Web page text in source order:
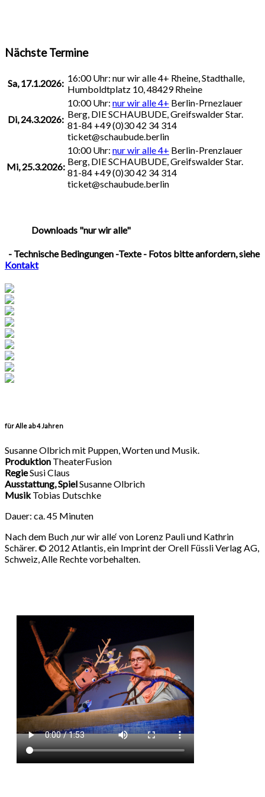
Nächste Termine
Sa, 17.1.2026: 16:00 Uhr: nur wir alle 4+ Rheine, Stadthalle,
Humboldtplatz 10, 48429 Rheine
Di, 24.3.2026:
10:00 Uhr: nur wir alle 4+ Berlin-Prnezlauer
Berg, DIE SCHAUBUDE, Greifswalder Star.
81-84 +49 (0)30 42 34 314
ticket@schaubude.berlin
Mi, 25.3.2026:
10:00 Uhr: nur wir alle 4+ Berlin-Prenzlauer
Berg, DIE SCHAUBUDE, Greifswalder Star.
81-84 +49 (0)30 42 34 314
ticket@schaubude.berlin
Downloads "nur wir alle"
- Technische Bedingungen -Texte - Fotos bitte anfordern, siehe
Kontakt
für Alle ab 4 Jahren
Susanne Olbrich mit Puppen, Worten und Musik.
Produktion TheaterFusion
RegieSusi Claus
Ausstattung, SpielSusanne Olbrich
MusikTobias Dutschke
Dauer: ca. 45 Minuten
Nach dem Buch ‚nur wir alle‘ von Lorenz Pauli und Kathrin
Schärer. © 2012 Atlantis, ein Imprint der Orell Füssli Verlag AG,
Schweiz, Alle Rechte vorbehalten.